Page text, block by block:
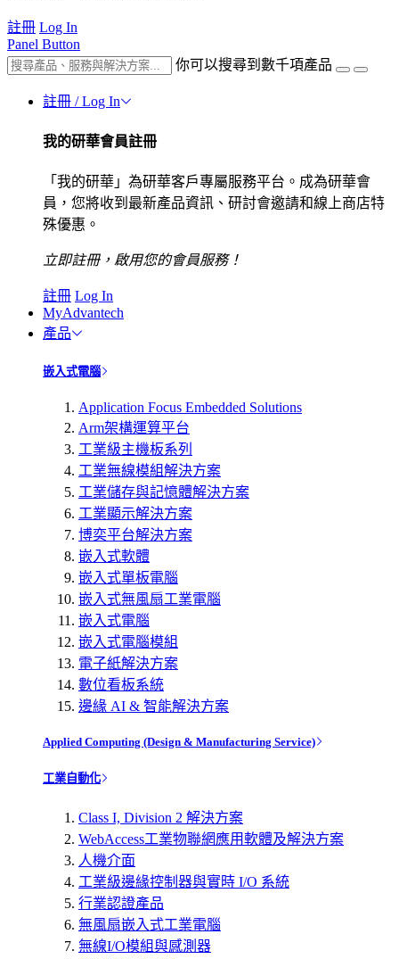
註冊 Log In
Panel Button
你可以搜尋到數千項產品
註冊 / Log In
我的研華會員註冊
「我的研華」為研華客戶專屬服務平台。成為研華會
員，您將收到最新產品資訊、研討會邀請和線上商店特
殊優惠。
立即註冊，啟用您的會員服務！
註冊 Log In
MyAdvantech
產品
嵌入式電腦
Application Focus Embedded Solutions
Arm架構運算平台
工業級主機板系列
工業無線模組解決方案
工業儲存與記憶體解決方案
工業顯示解決方案
博奕平台解決方案
嵌入式軟體
嵌入式單板電腦
嵌入式無風扇工業電腦
嵌入式電腦
嵌入式電腦模組
電子紙解決方案
數位看板系統
邊緣 AI & 智能解決方案
Applied Computing (Design & Manufacturing Service)
工業自動化
Class I, Division 2 解決方案
WebAccess工業物聯網應用軟體及解決方案
人機介面
工業級邊緣控制器與實時 I/O 系統
行業認證產品
無風扇嵌入式工業電腦
無線I/O模組與感測器